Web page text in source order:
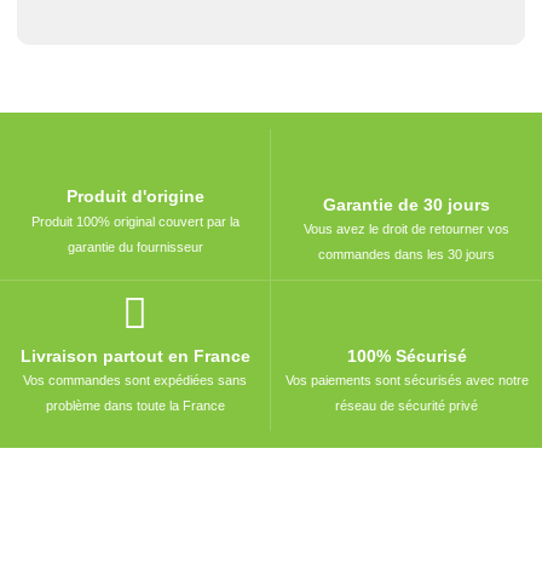
Produit d'origine
Produit 100% original couvert par la
garantie du fournisseur
Garantie de 30 jours
Vous avez le droit de retourner vos
commandes dans les 30 jours
Livraison partout en France
Vos commandes sont expédiées sans
problème dans toute la France
100% Sécurisé
Vos paiements sont sécurisés avec notre
réseau de sécurité privé